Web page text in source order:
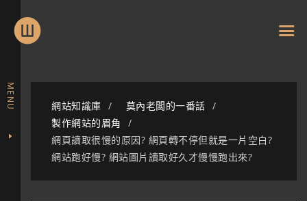
網站知識庫
莫內老闆的一番話
製作網站的眉角
網頁讀取很慢的原因? 網頁轉不停但就是一片空白?
網站跑好慢? 網站圖片讀取好久才慢慢跑出來?
MENU